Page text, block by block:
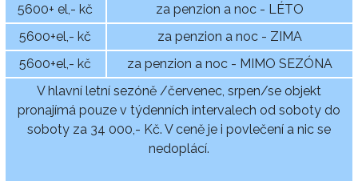
5600+ el,- kč
za penzion a noc - LÉTO
5600+el,- kč
za penzion a noc - ZIMA
5600+el,- kč
za penzion a noc - MIMO SEZÓNA
V hlavní letní sezóně /červenec, srpen/se objekt
pronajímá pouze v týdenních intervalech od soboty do
soboty za 34 000,- Kč. V ceně je i povlečení a nic se
nedoplácí.